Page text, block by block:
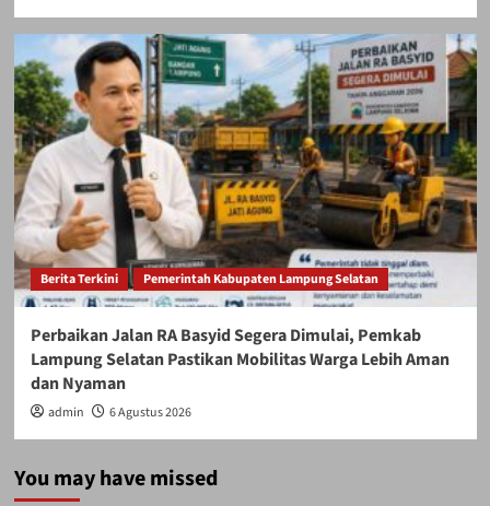
Berita Terkini Pemerintah Kabupaten Lampung Selatan
Perbaikan Jalan RA Basyid Segera Dimulai, Pemkab
Lampung Selatan Pastikan Mobilitas Warga Lebih Aman
dan Nyaman
admin 6 Agustus 2026
You may have missed